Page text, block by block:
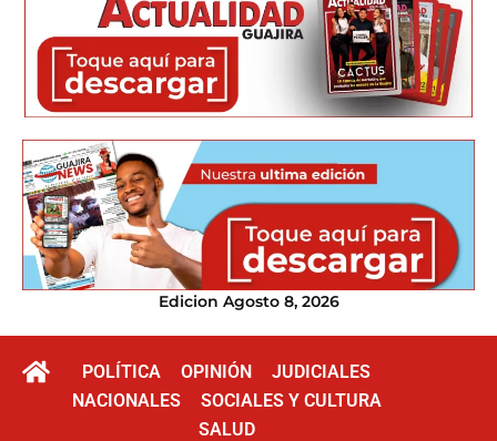
Edicion Agosto 8, 2026
POLÍTICA OPINIÓN
JUDICIALES
NACIONALES
SOCIALES Y CULTURA
SALUD